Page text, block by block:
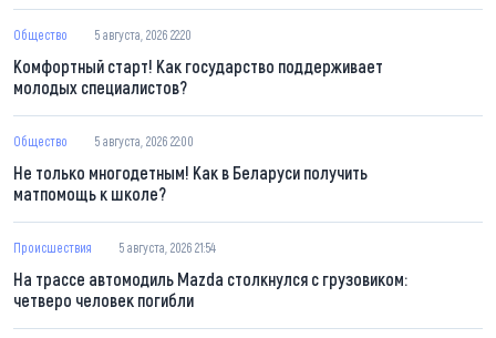
Общество 5 августа, 2026 22:20
Комфортный старт! Как государство поддерживает
молодых специалистов?
Общество 5 августа, 2026 22:00
Не только многодетным! Как в Беларуси получить
матпомощь к школе?
Происшествия 5 августа, 2026 21:54
На трассе автомодиль Mazda столкнулся с грузовиком:
четверо человек погибли